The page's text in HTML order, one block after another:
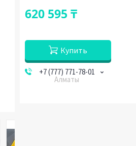
620 595 ₸
Купить
+7 (777) 771-78-01
Алматы